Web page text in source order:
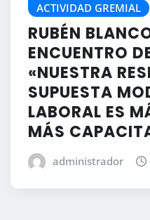
ACTIVIDAD GREMIAL
RUBÉN
ENCUENTRO
«NUESTRA
SUPUESTA
LABORAL ES
MÁS
administrador